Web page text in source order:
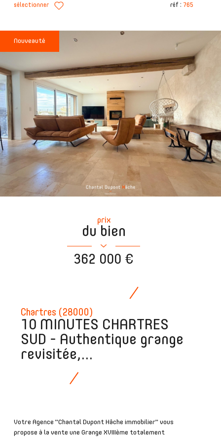
sélectionner réf : 765
Nouveauté
Chartres (28000)
10 MINUTES CHARTRES
SUD - Authentique grange
revisitée,...
Votre Agence "Chantal Dupont Hâche immobilier" vous
propose à la vente une Grange XVIIIème totalement
prix
du bien
362 000 €